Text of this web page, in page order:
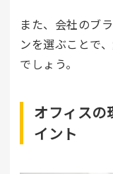
また、会社のブ
ンを選ぶことで
でしょう。
オフィスの
イント